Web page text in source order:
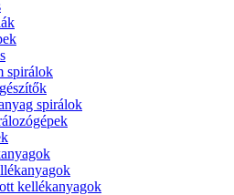
spirálok
spirálok
kellékanyagok